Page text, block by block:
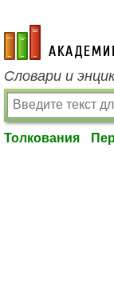
academic.ru
Словари и
Толкования